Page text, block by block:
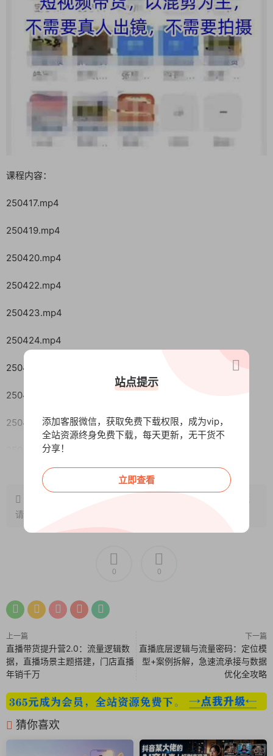
课程内容：
250417.mp4
250419.mp4
250420.mp4
250422.mp4
250423.mp4
250424.mp4
250425.mp4
250426 ev(1).mp4
250428 (1).mp4
250429 ev (1).mp4
250430-1 ev(1).mp4
250430-2 ev(1).mp4
250430-3(1).mp4
250430-6 ev(1).mp4
请注明出处~~~
0 0
上一篇
直播带货提升营2.0：流量逻辑数
据，直播场景主题搭建，门店直播
年销千万
下一篇
直播底层逻辑与流量密码：定位模
型+案例拆解，急速流承接与数据
优化全攻略
猜你喜欢
站点提示
添加客服微信，获取免费下载权限，成为vip，
全站资源终身免费下载，每天更新，无干货不
分享！
立即查看